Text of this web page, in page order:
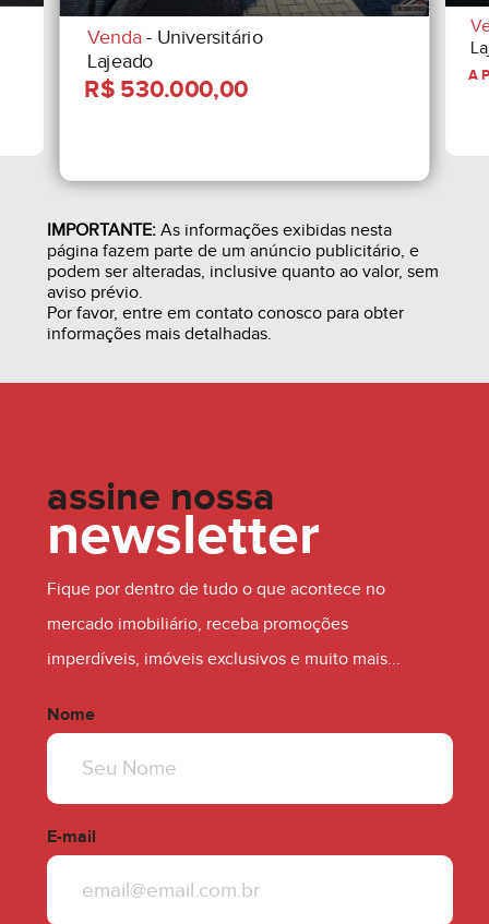
Venda- Universitário
Lajeado
R$ 530.000,00
IMPORTANTE:As informações exibidas nesta
página fazem parte de um anúncio publicitário, e
podem ser alteradas, inclusive quanto ao valor, sem
aviso prévio.
Por favor, entre em contato conosco para obter
informações mais detalhadas.
assine nossa
newsletter
Fique por dentro de tudo o que acontece no
mercado imobiliário, receba promoções
imperdíveis, imóveis exclusivos e muito mais...
Nome
E-mail